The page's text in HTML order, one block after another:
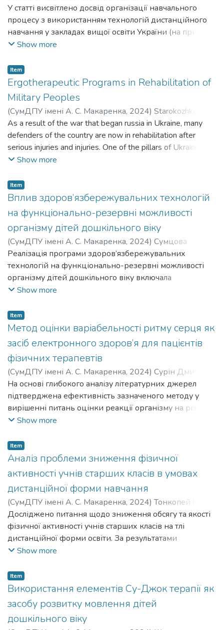
Олександрівна;Депутат Олександр Юрійович;Skyba
Olha Oleksandrivna;Deputat Oleksandr Yuriiovych
У статті висвітлено досвід організації навчального
процесу з використанням технологій дистанційного
навчання у закладах вищої освіти України (на прикладі
досвіду Сумського державного педагогічного
основні форми дистанційного навчання та особливості
контролю знань студентів в умовах дистанційного
навчання.
Show more
Item
Ergotherapeutic Programs in Rehabilitation of
Military Peoples
(СумДПУ імені А. С. Макаренка, 2024) Starokozhko
Ivanna Serhiivna;Старокожко Іванна Сергіївна
As a result of the war that began russia in Ukraine, many
defenders of the country are now in rehabilitation after
serious injuries and injuries. One of the pillars of Ukrainian
rehabilitation is ergotherapy. These techniques help fighters
legs.
Show more
Item
Вплив здоров’язбережувальних технологій
на функціонально-резервні можливості
організму дітей дошкільного віку
(СумДПУ імені А. С. Макаренка, 2024) Сумцова
Світлана Михайлівна ;Пойманова Юлія Леонідівна
Латіна Ганна Олександрівна;Sumtsova Svitlana
Mykhailivna;Poimanova Yuliia Leonidivna;Latina Hanna
Oleksandrivna
Реалізація програми здоров’язбережувальних
технологій на функціонально-резервні можливості
організму дітей дошкільного віку включала
оздоровчо-профілактичний, корекційно-руховий, та
ефективність програми здоров’язбережувальних
технологій на підставі підвищення функціонально-
резервних можливостей організму на 24,7% (p<0,01)
дітей експериментальної групи.
Show more
Item
Метод оцінки варіабельності ритму серця як
засіб електронного здоров’я для пацієнтів
фізичних терапевтів
(СумДПУ імені А. С. Макаренка, 2024) Сурін Дмитрій
Олександрович;Заікіна Ганна Леонідівна ;Семеніхіна
Олена Володимирівна;Surin Dmytrii Oleksandrovych;
Zaikina Hanna Leonidivna;Semenikhina Olena Volodymyrivna
На основі глибокого аналізу літературних джерел
підтверджена ефективність зазначеного методу у
вирішенні питань оцінки реакції організму на різного
роду навантаження. Підтверджена можливість
серцевого ритму як індикатору успішної адаптації
організму людини до індивідуальних програм з
фізичної терапії.
Show more
Item
Аналіз проблеми зниження фізичної
активності учнів старших класів в умовах
дистанційної форми навчання
(СумДПУ імені А. С. Макаренка, 2024)Тонкопей Юлія
Леонідівна;Гашенко Аліна Сергіївна;Tonkopei Yuliia
Leonidivna;Hashenko Alina Serhiivna
Досліджено питання щодо зниження обсягу та якості
фізичної активності учнів старших класів на тлі
дистанційної форми освіти. За результатами
опитування встановлено 46,78% старшокласників з
невідповідність норми добової потреби у русі для
дітей вказаної вікової категорії.
Show more
Item
Використання елементів Су-Джок терапії як
засобу розвитку мовлення дітей
дошкільного віку